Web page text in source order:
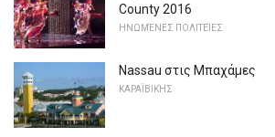
County 2016
ΗΝΩΜΈΝΕΣ ΠΟΛΙΤΕΊΕΣ
Nassau στις Μπαχάμες
ΚΑΡΑΪΒΙΚΉΣ